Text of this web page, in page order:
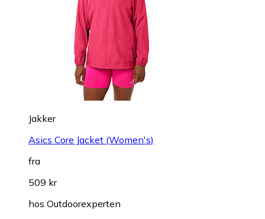
Jakker
Asics Core Jacket (Women's)
fra
509 kr
hos Outdoorexperten